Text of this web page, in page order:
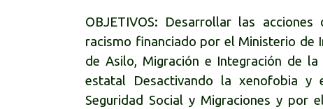
OBJETIVOS: Desarrollar las
racismo financiado por el Ministerio de
de Asilo, Migración e Integración de
estatal Desactivando la xenofobia y
Seguridad Social y Migraciones y por